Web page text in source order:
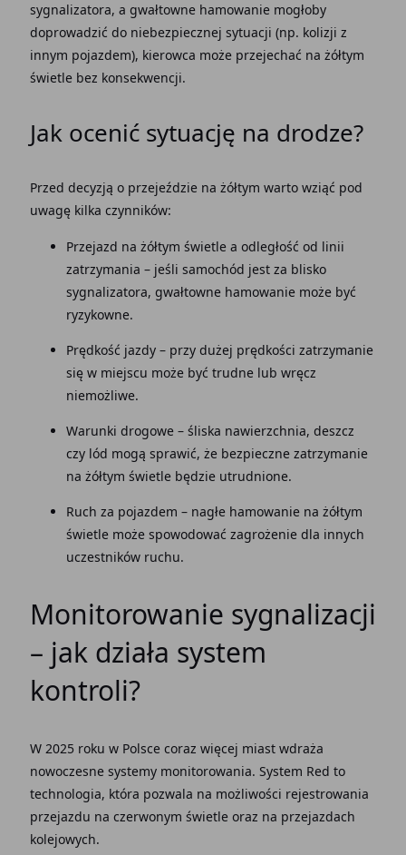
sygnalizatora, a gwałtowne hamowanie mogłoby
doprowadzić do niebezpiecznej sytuacji (np. kolizji z
innym pojazdem), kierowca może przejechać na żółtym
świetle bez konsekwencji.
Jak ocenić sytuację na drodze?
Przed decyzją o przejeździe na żółtym warto wziąć pod
uwagę kilka czynników:
Przejazd na żółtym świetle a odległość od linii
zatrzymania – jeśli samochód jest za blisko
sygnalizatora, gwałtowne hamowanie może być
ryzykowne.
Prędkość jazdy – przy dużej prędkości zatrzymanie
się w miejscu może być trudne lub wręcz
niemożliwe.
Warunki drogowe – śliska nawierzchnia, deszcz
czy lód mogą sprawić, że bezpieczne zatrzymanie
na żółtym świetle będzie utrudnione.
Ruch za pojazdem – nagłe hamowanie na żółtym
świetle może spowodować zagrożenie dla innych
uczestników ruchu.
Monitorowanie sygnalizacji
– jak działa system
kontroli?
W 2025 roku w Polsce coraz więcej miast wdraża
nowoczesne systemy monitorowania. System Red to
technologia, która pozwala na możliwości rejestrowania
przejazdu na czerwonym świetle oraz na przejazdach
kolejowych.